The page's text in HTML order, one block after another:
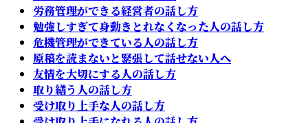
労務管理ができる経営者の話し方
勉強しすぎて身動きとれなくなった人の話し方
危機管理ができている人の話し方
原稿を読まないと緊張して話せない人へ
友情を大切にする人の話し方
取り繕う人の話し方
受け取り上手な人の話し方